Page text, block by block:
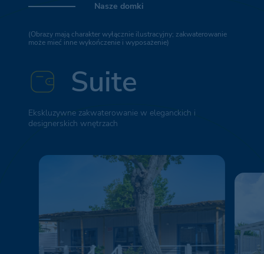
Nasze domki
(Obrazy mają charakter wyłącznie ilustracyjny; zakwaterowanie
może mieć inne wykończenie i wyposażenie)
Suite
Ekskluzywne zakwaterowanie w eleganckich i
designerskich wnętrzach